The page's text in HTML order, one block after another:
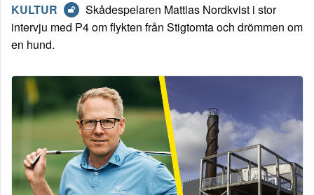
KULTUR
Skådespelaren Mattias Nordkvist i stor
intervju med P4 om flykten från Stigtomta och drömmen om
en hund.